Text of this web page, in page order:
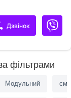
балкон На
• кований паркан •
ліс — ідеальне
#A20157
Дзвінок
фільтрами
Модульний
для
чи “Власник“.
АН залишились